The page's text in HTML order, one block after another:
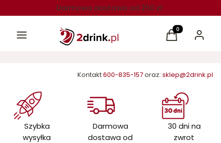
Darmowa dostawa od 250 zł
Menu Produkty w
Koszyk Zaloguj
Kontakt600-835-157oraz: sklep@2drink.pl
Szybka
wysyłka
Darmowa
dostawa od
30 dni na
zwrot